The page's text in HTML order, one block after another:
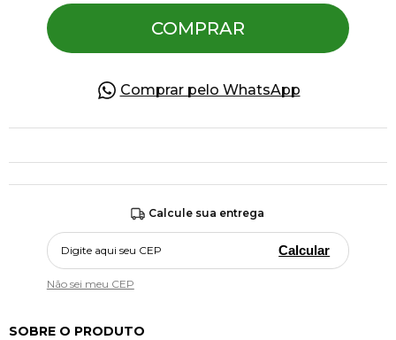
COMPRAR
Comprar pelo WhatsApp
Calcule sua entrega
Calcular
Não sei meu CEP
SOBRE O PRODUTO